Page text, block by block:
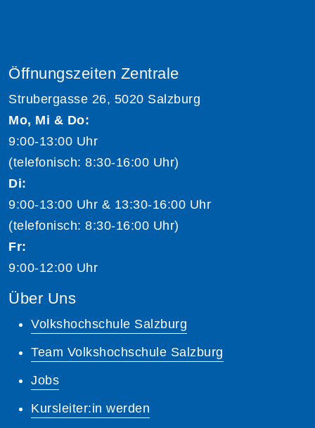
Öffnungszeiten Zentrale
Strubergasse 26, 5020 Salzburg
Mo, Mi & Do:
9:00-13:00 Uhr
(telefonisch: 8:30-16:00 Uhr)
Di:
9:00-13:00 Uhr & 13:30-16:00 Uhr
(telefonisch: 8:30-16:00 Uhr)
Fr:
9:00-12:00 Uhr
Über Uns
Volkshochschule Salzburg
Team Volkshochschule Salzburg
Jobs
Kursleiter:in werden